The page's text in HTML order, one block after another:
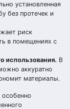
установленная
без протечек и
риск
в помещениях с
использования. В
аккуратно
материалы.